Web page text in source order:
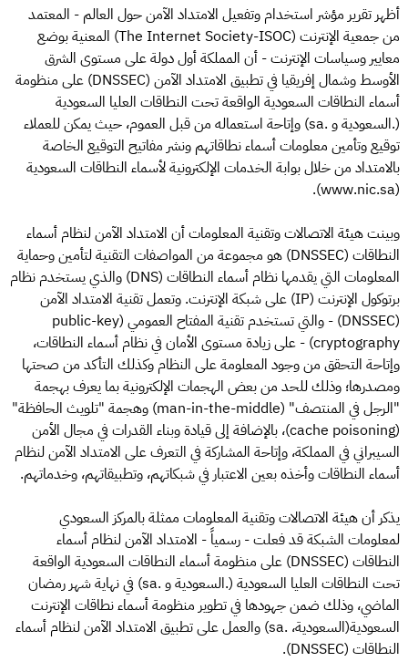
أظهر تقرير مؤشر استخدام وتفعيل الامتداد الآمن حول العالم - المعتمد
من جمعية الإنترنت (The Internet Society-ISOC) المعنية بوضع
معايير وسياسات الإنترنت - أن المملكة أول دولة على مستوى الشرق
الأوسط وشمال إفريقيا في تطبيق الامتداد الآمن (DNSSEC) على منظومة
أسماء النطاقات السعودية الواقعة تحت النطاقات العليا السعودية
(.السعودية و .sa) وإتاحة استعماله من قبل العموم، حيث يمكن للعملاء
توقيع وتأمين معلومات أسماء نطاقاتهم ونشر مفاتيح التوقيع الخاصة
بالامتداد من خلال بوابة الخدمات الإلكترونية لأسماء النطاقات السعودية
(www.nic.sa).
وبينت هيئة الاتصالات وتقنية المعلومات أن الامتداد الآمن لنظام أسماء
النطاقات (DNSSEC) هو مجموعة من المواصفات التقنية لتأمين وحماية
المعلومات التي يقدمها نظام أسماء النطاقات (DNS) والذي يستخدم نظام
برتوكول الإنترنت (IP) على شبكة الإنترنت. وتعمل تقنية الامتداد الآمن
(DNSSEC) - والتي تستخدم تقنية المفتاح العمومي (public-key
cryptography) - على زيادة مستوى الأمان في نظام أسماء النطاقات،
وإتاحة التحقق من وجود المعلومة على النظام وكذلك التأكد من صحتها
ومصدرها؛ وذلك للحد من بعض الهجمات الإلكترونية بما يعرف بهجمة
"الرجل في المنتصف" (man-in-the-middle) وهجمة "تلويث الحافظة"
(cache poisoning)، بالإضافة إلى قيادة وبناء القدرات في مجال الأمن
السيبراني في المملكة، وإتاحة المشاركة في التعرف على الامتداد الآمن لنظام
أسماء النطاقات وأخذه بعين الاعتبار في شبكاتهم، وتطبيقاتهم، وخدماتهم.
يذكر أن هيئة الاتصالات وتقنية المعلومات ممثلة بالمركز السعودي
لمعلومات الشبكة قد فعلت - رسمياً - الامتداد الآمن لنظام أسماء
النطاقات (DNSSEC) على منظومة أسماء النطاقات السعودية الواقعة
تحت النطاقات العليا السعودية (.السعودية و .sa) في نهاية شهر رمضان
الماضي، وذلك ضمن جهودها في تطوير منظومة أسماء نطاقات الإنترنت
السعودية(السعودية، .sa) والعمل على تطبيق الامتداد الآمن لنظام أسماء
النطاقات (DNSSEC).